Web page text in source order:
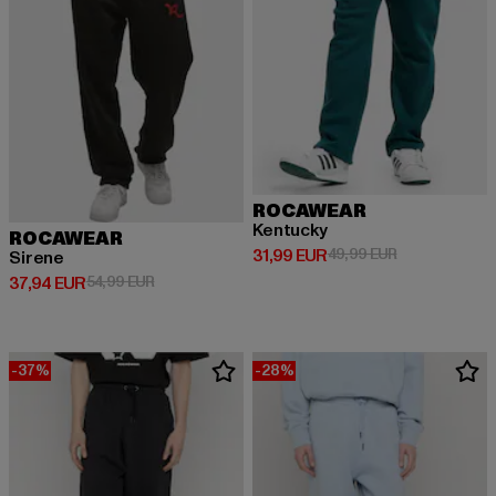
ROCAWEAR
Sirene
37,94 EUR
Derzeitiger Preis: 37,94 EUR
54,99 EURAktionspreis: 54,99 EUR
ROCAWEAR
Kentucky
31,99 EUR
Derzeitiger Preis: 31,99 EUR
49,99 EURAktionspreis:
-37% -28%